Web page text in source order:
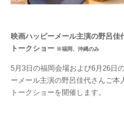
映画ハッピーメール主演の野呂佳
トークショー ※福岡、沖縄のみ
5月3日の福岡会場および6月26日
ーメール主演の野呂佳代さんご本
トークショーを開催します。